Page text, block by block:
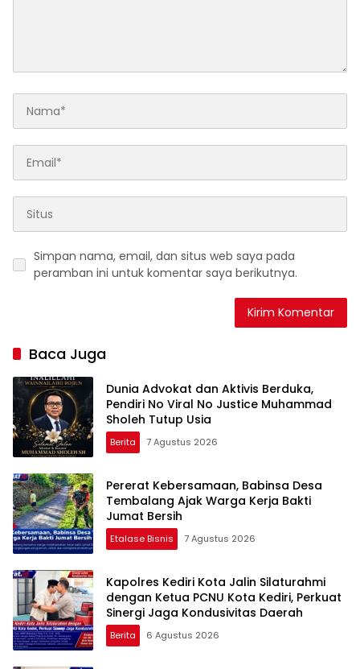
Simpan nama, email, dan situs web saya pada
peramban ini untuk komentar saya berikutnya.
Baca Juga
Dunia Advokat dan Aktivis Berduka,
Pendiri No Viral No Justice Muhammad
Sholeh Tutup Usia
Berita 7 Agustus 2026
Pererat Kebersamaan, Babinsa Desa
Tembalang Ajak Warga Kerja Bakti
Jumat Bersih
Etalase Bisnis 7 Agustus 2026
Kapolres Kediri Kota Jalin Silaturahmi
dengan Ketua PCNU Kota Kediri, Perkuat
Sinergi Jaga Kondusivitas Daerah
Berita 6 Agustus 2026